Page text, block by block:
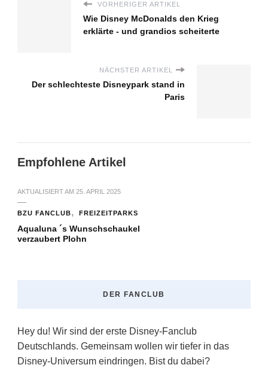
VORHERIGER ARTIKEL
Wie Disney McDonalds den Krieg
erklärte - und grandios scheiterte
NÄCHSTER ARTIKEL
Der schlechteste Disneypark stand in
Paris
Empfohlene Artikel
AKTUALISIERT AM 25. APRIL 2025
BZU FANCLUB FREIZEITPARKS
Aqualuna ´s Wunschschaukel
verzaubert Plohn
DER FANCLUB
Hey du! Wir sind der erste Disney-Fanclub
Deutschlands. Gemeinsam wollen wir tiefer in das
Disney-Universum eindringen. Bist du dabei?